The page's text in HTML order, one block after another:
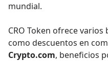
mundial.
CRO Token ofrece
como descuentos en
Crypto.com, beneficios